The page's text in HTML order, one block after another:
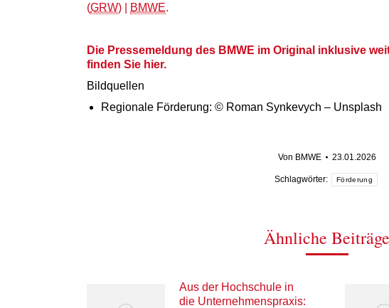
(GRW) | BMWE.
Die Pressemeldung des BMWE im Original inklusive
finden Sie hier.
Bildquellen
Regionale Förderung: © Roman Synkevych – Unsplash
Von BMWE 23.01.2026
Schlagwörter: Förderung
Ähnliche Beiträge
Aus der Hochschule in
die Unternehmenspraxis: